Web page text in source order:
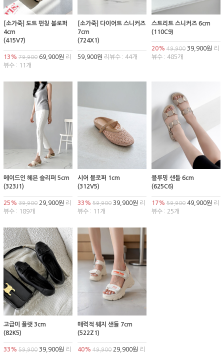
[소가죽] 도트 펀칭 블로퍼
4cm
(415V7)
13% 79,900 69,900원 리
뷰수 : 11개
[소가죽] 다이어트 스니커즈
7cm
(724X1)
59,900원 리뷰수 : 44개
스트리트 스니커즈 6cm
(110C9)
20% 49,90039,900원 리
뷰수 : 485개
메이드인 헤븐 슬리퍼 5cm
(323J1)
25% 39,900 29,900원 리
뷰수 : 189개
시어 블로퍼 1cm
(312V5)
33% 59,90039,900원 리
뷰수 : 11개
블루밍 샌들 6cm
(625C6)
17% 59,90049,900원 리
뷰수 : 25개
고급미 플랫 3cm
(82K5)
33% 59,900 39,900원 리
매력적 웨지 샌들 7cm
(522Z1)
40% 49,90029,900원 리